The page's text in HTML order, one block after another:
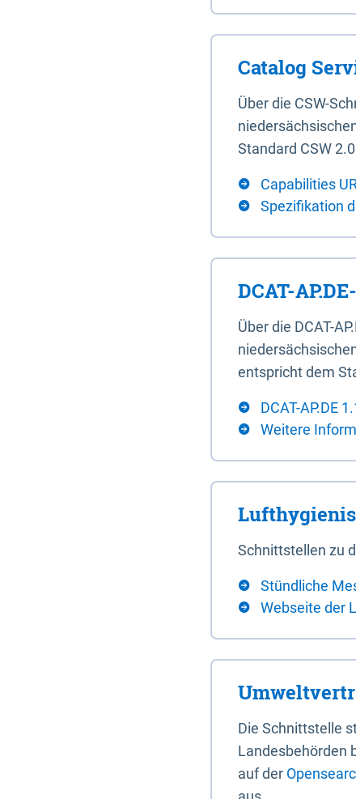
Catalog
Über die CSW-
Standard CSW
Capabilities
Spezifikation
DCAT-
Über die DCAT-
entspricht dem
DCAT-AP.DE
Weitere
Schnittstellen zu
Stündliche
Webseite der
Die Schnittstelle
Landesbehörden
auf der